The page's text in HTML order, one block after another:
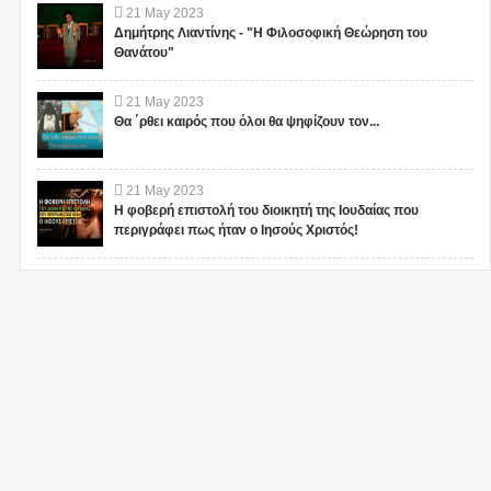
21 May 2023
Δημήτρης Λιαντίνης - "Η Φιλοσοφική Θεώρηση του
Θανάτου"
21 May 2023
Θα ΄ρθει καιρός που όλοι θα ψηφίζουν τον...
21 May 2023
Η φοβερή επιστολή του διοικητή της Ιουδαίας που
περιγράφει πως ήταν ο Ιησούς Χριστός!